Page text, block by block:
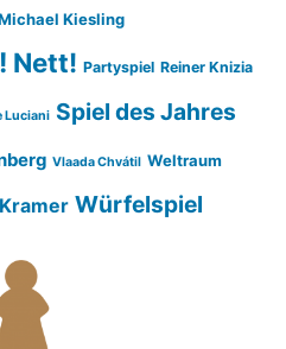
Kiesling
Nett! Partyspiel Reiner Knizia
Luciani Spiel des Jahres
Vlaada Chvátil Weltraum
Würfelspiel